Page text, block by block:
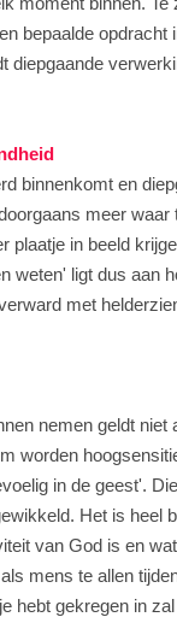
bepaalde opdracht
diepgaande
binnenkomt en
meer
plaatje in beeld
weten' ligt dus aan
met
nemen geldt niet
worden
in de geest'.
Het is heel
van God is en
mens te allen
hebt gekregen in